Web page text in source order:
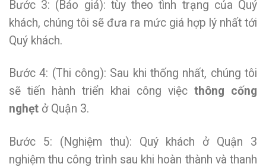
Bước 3: (Báo giá): tùy theo tình trạng của Quý
khách, chúng tôi sẽ đưa ra mức giá hợp lý nhất tới
Quý khách.
Bước 4: (Thi công): Sau khi thống nhất, chúng tôi
sẽ tiến hành triển khai công việc thông cống
nghẹt ở Quận 3.
Bước 5: (Nghiệm thu): Quý khách ở Quận 3
nghiệm thu công trình sau khi hoàn thành và thanh